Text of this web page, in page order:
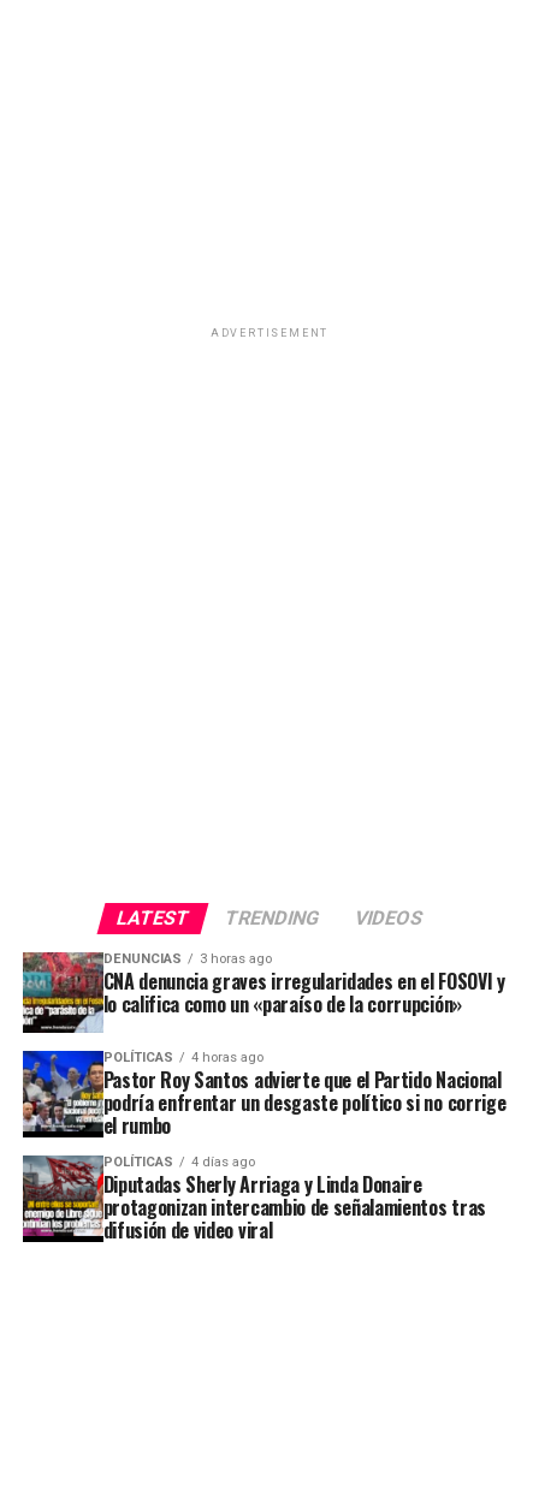
ADVERTISEMENT
LATEST TRENDING VIDEOS
DENUNCIAS 3 horas ago
CNA denuncia graves irregularidades en el FOSOVI y
lo califica como un «paraíso de la corrupción»
POLÍTICAS 4 horas ago
Pastor Roy Santos advierte que el Partido Nacional
podría enfrentar un desgaste político si no corrige
el rumbo
POLÍTICAS 4 días ago
Diputadas Sherly Arriaga y Linda Donaire
protagonizan intercambio de señalamientos tras
difusión de video viral